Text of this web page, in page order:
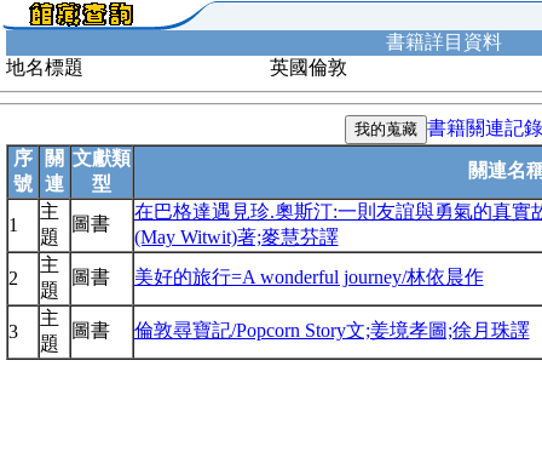
書籍詳目資料
地名標題
英國倫敦
書籍關連記錄
序
號
關
連
文獻類
型
關連名
1
主
題
圖書
在巴格達遇見珍.奧斯汀:一則友誼與勇氣的真實
(May Witwit)著;麥慧芬譯
2
主
題
圖書 美好的旅行=A wonderful journey/林依晨作
3
主
題
圖書 倫敦尋寶記/Popcorn Story文;姜境孝圖;徐月珠譯